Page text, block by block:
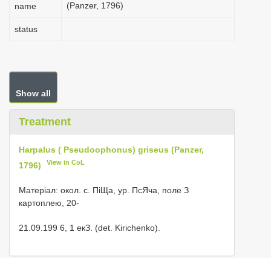
name
(Panzer, 1796)
status
Show all
Treatment
Harpalus ( Pseudoophonus) griseus (Panzer,
1796)
View in CoL
Матеріал: окол. с. ПіЩа, ур. ПсЯча, поле З
картоплею, 20-
21.09.199 6, 1 екЗ. (det. Kirichenko).